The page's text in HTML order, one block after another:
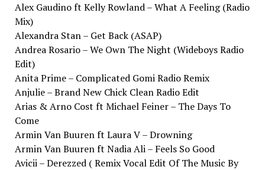
Alex Gaudino ft Kelly Rowland – What A Feeling (Radio
Mix)
Alexandra Stan – Get Back (ASAP)
Andrea Rosario – We Own The Night (Wideboys Radio
Edit)
Anita Prime – Complicated Gomi Radio Remix
Anjulie – Brand New Chick Clean Radio Edit
Arias & Arno Cost ft Michael Feiner – The Days To
Come
Armin Van Buuren ft Laura V – Drowning
Armin Van Buuren ft Nadia Ali – Feels So Good
Avicii – Derezzed ( Remix Vocal Edit Of The Music By